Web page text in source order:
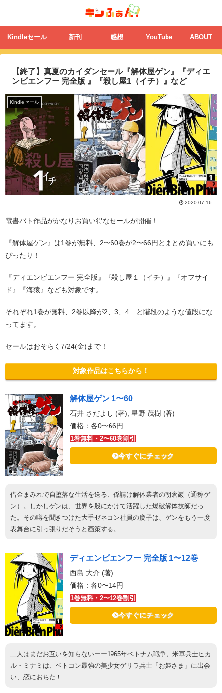
Kindleセール 新刊 感想 YouTube ABOUT
【終了】真夏のカイダンセール『解体屋ゲン』『ディエ
ンビエンフー 完全版 』『殺し屋1（イチ）』など
Kindleセール
2020.07.16
電書バト作品がかなりお買い得なセールが開催！
『解体屋ゲン』は1巻が無料、2〜60巻が2〜66円とまとめ買いにも
ぴったり！
『ディエンビエンフー 完全版』『殺し屋１（イチ）』『オフサイ
ド』『海猿』なども対象です。
それぞれ1巻が無料、2巻以降が2、3、4…と階段のような値段にな
ってます。
セールはおそらく7/24(金)まで！
対象作品はこちらから！
解体屋ゲン 1〜60
石井 さだよし (著), 星野 茂樹 (著)
価格：各0〜66円
1巻無料・2〜60巻割引
今すぐにチェック
借金まみれで自堕落な生活を送る、孫請け解体業者の朝倉巖（通称ゲ
ン）。しかしゲンは、世界を股にかけて活躍した爆破解体技師だっ
た。その噂を聞きつけた大手ゼネコン社員の慶子は、ゲンをもう一度
表舞台に引っ張りだそうと画策する。
ディエンビエンフー 完全版 1〜12巻
西島 大介 (著)
価格：各0〜14円
1巻無料・2〜12巻割引
今すぐにチェック
二人はまだお互いを知らないーー1965年ベトナム戦争。米軍兵士ヒカ
ル・ミナミは、ベトコン最強の美少女ゲリラ兵士「お姫さま」に出会
い、恋におちた！